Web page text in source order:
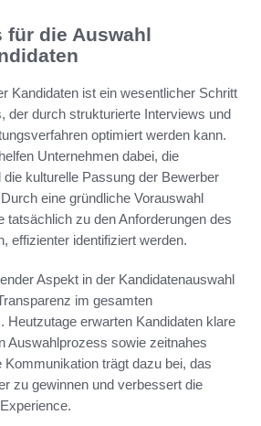
für die Auswahl
Kandidaten ist ein wesentlicher Schritt
der durch strukturierte Interviews und
optimiert werden kann.
Unternehmen dabei, die
kulturelle Passung der Bewerber
eine gründliche Vorauswahl
tatsächlich zu den Anforderungen des
effizienter identifiziert werden.
Aspekt in der Kandidatenauswahl
im gesamten
Heutzutage erwarten Kandidaten klare
Auswahlprozess sowie zeitnahes
Kommunikation trägt dazu bei, das
zu gewinnen und verbessert die